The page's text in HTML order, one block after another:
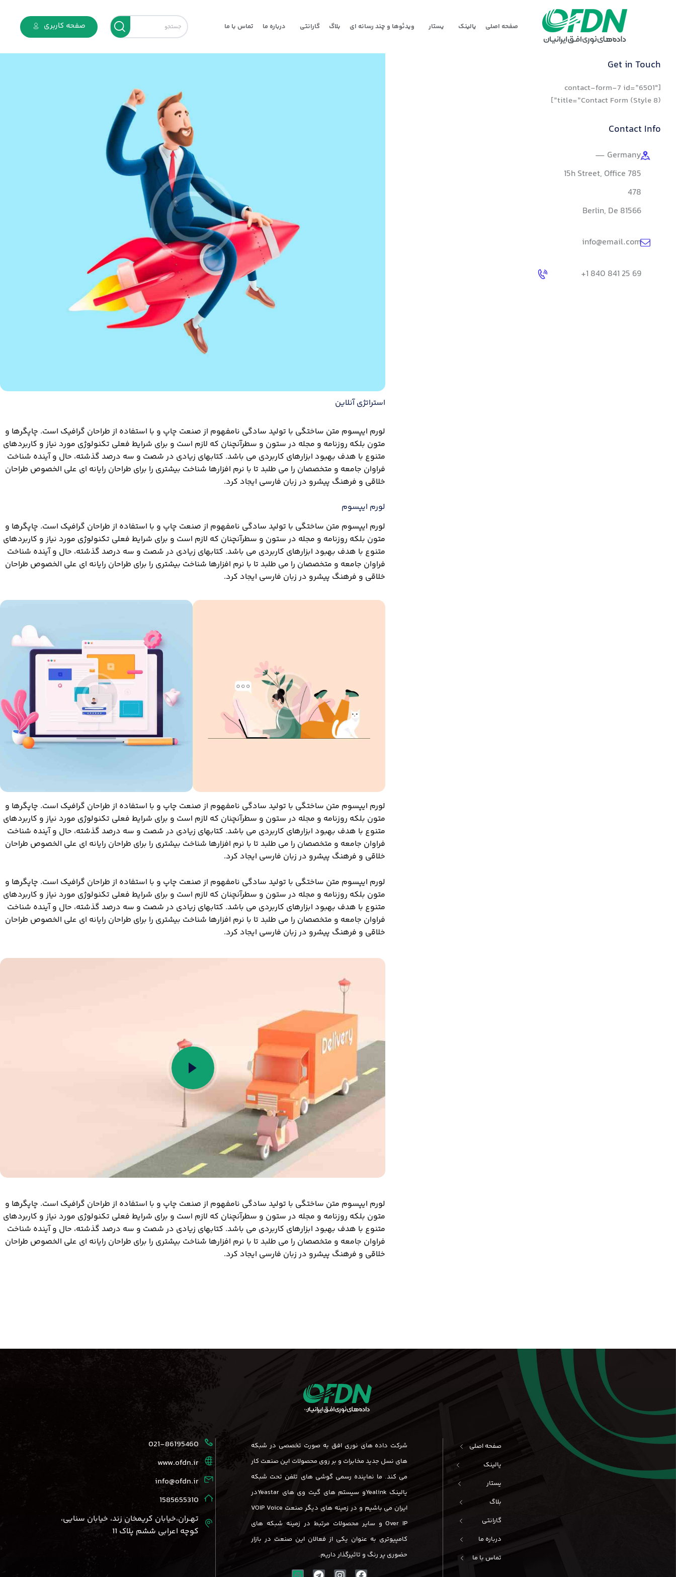
صفحه اصلی یالینک یستار ویدئوها و چند رسانه ای بلاگ گارانتی درباره ما تماس با ما صفحه کاربری
استراتژی آنلاین
لورم ایپسوم متن ساختگی با تولید سادگی نامفهوم از صنعت چاپ و با استفاده از طراحان گرافیک است. چاپگرها و
متون بلکه روزنامه و مجله در ستون و سطرآنچنان که لازم است و برای شرایط فعلی تکنولوژی مورد نیاز و کاربردهای
متنوع با هدف بهبود ابزارهای کاربردی می باشد. کتابهای زیادی در شصت و سه درصد گذشته، حال و آینده شناخت
فراوان جامعه و متخصصان را می طلبد تا با نرم افزارها شناخت بیشتری را برای طراحان رایانه ای علی الخصوص طراحان
خلاقی و فرهنگ پیشرو در زبان فارسی ایجاد کرد.
لورم ایپسوم
لورم ایپسوم متن ساختگی با تولید سادگی نامفهوم از صنعت چاپ و با استفاده از طراحان گرافیک است. چاپگرها و
متون بلکه روزنامه و مجله در ستون و سطرآنچنان که لازم است و برای شرایط فعلی تکنولوژی مورد نیاز و کاربردهای
متنوع با هدف بهبود ابزارهای کاربردی می باشد. کتابهای زیادی در شصت و سه درصد گذشته، حال و آینده شناخت
فراوان جامعه و متخصصان را می طلبد تا با نرم افزارها شناخت بیشتری را برای طراحان رایانه ای علی الخصوص طراحان
خلاقی و فرهنگ پیشرو در زبان فارسی ایجاد کرد.
لورم ایپسوم متن ساختگی با تولید سادگی نامفهوم از صنعت چاپ و با استفاده از طراحان گرافیک است. چاپگرها و
متون بلکه روزنامه و مجله در ستون و سطرآنچنان که لازم است و برای شرایط فعلی تکنولوژی مورد نیاز و کاربردهای
متنوع با هدف بهبود ابزارهای کاربردی می باشد. کتابهای زیادی در شصت و سه درصد گذشته، حال و آینده شناخت
فراوان جامعه و متخصصان را می طلبد تا با نرم افزارها شناخت بیشتری را برای طراحان رایانه ای علی الخصوص طراحان
خلاقی و فرهنگ پیشرو در زبان فارسی ایجاد کرد.
لورم ایپسوم متن ساختگی با تولید سادگی نامفهوم از صنعت چاپ و با استفاده از طراحان گرافیک است. چاپگرها و
متون بلکه روزنامه و مجله در ستون و سطرآنچنان که لازم است و برای شرایط فعلی تکنولوژی مورد نیاز و کاربردهای
متنوع با هدف بهبود ابزارهای کاربردی می باشد. کتابهای زیادی در شصت و سه درصد گذشته، حال و آینده شناخت
فراوان جامعه و متخصصان را می طلبد تا با نرم افزارها شناخت بیشتری را برای طراحان رایانه ای علی الخصوص طراحان
خلاقی و فرهنگ پیشرو در زبان فارسی ایجاد کرد.
لورم ایپسوم متن ساختگی با تولید سادگی نامفهوم از صنعت چاپ و با استفاده از طراحان گرافیک است. چاپگرها و
متون بلکه روزنامه و مجله در ستون و سطرآنچنان که لازم است و برای شرایط فعلی تکنولوژی مورد نیاز و کاربردهای
متنوع با هدف بهبود ابزارهای کاربردی می باشد. کتابهای زیادی در شصت و سه درصد گذشته، حال و آینده شناخت
فراوان جامعه و متخصصان را می طلبد تا با نرم افزارها شناخت بیشتری را برای طراحان رایانه ای علی الخصوص طراحان
خلاقی و فرهنگ پیشرو در زبان فارسی ایجاد کرد.
Get in Touch
[contact-form-7 id=”6501″
title=”Contact Form (Style 8)”]
Contact Info
Germany —
785 15h Street, Office
478
Berlin, De 81566
info@email.com
+1 840 841 25 69
صفحه اصلی
یالینک
یستار
بلاگ
گارانتی
درباره ما
تماس با ما
شرکت داده های نوری افق به صورت تخصصی در شبکه
های نسل جدید مخابرات و بر روی محصولات این صنعت کار
می کند. ما نماینده رسمی گوشی های تلفن تحت شبکه
یالینک Yealinkو سیستم های گیت وی های Yeastarدر
ایران می باشیم و در زمینه های دیگر صنعت VOIP Voice
Over IP و سایر محصولات مرتبط در زمینه شبکه های
کامپیوتری به عنوان یکی از فعالان این صنعت در بازار
حضوری پر رنگ و تاثیرگذار داریم.
021-86195460
www.ofdn.ir
info@ofdn.ir
1585655310
تهــران،خیابان کریمخان زند، خیابان سنایی،
کوچه اعرابی ششم پلاک 11